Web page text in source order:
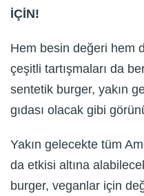
İÇİN!
Hem besin değeri hem
çeşitli tartışmaları da
sentetik burger, yakın
gıdası olacak gibi
Yakın gelecekte tüm
da etkisi altına
burger, veganlar için